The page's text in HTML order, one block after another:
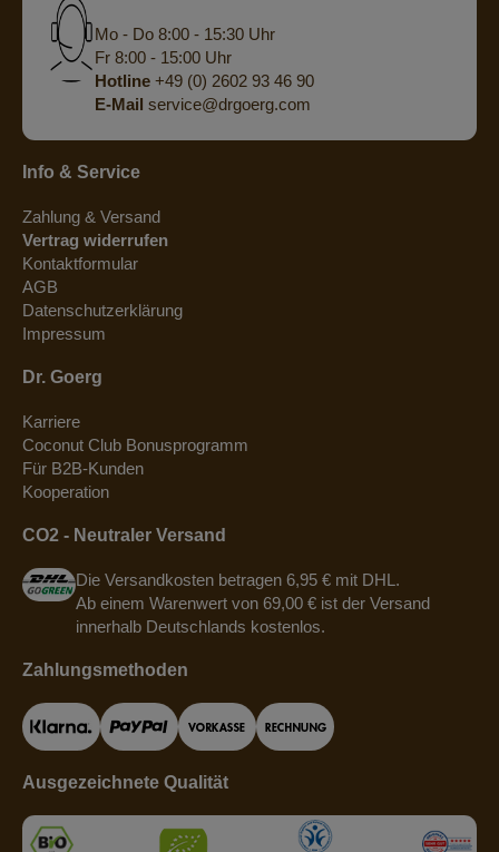
Mo - Do 8:00 - 15:30 Uhr
Fr 8:00 - 15:00 Uhr
Hotline +49 (0) 2602 93 46 90
E-Mail service@drgoerg.com
Info & Service
Zahlung & Versand
Vertrag widerrufen
Kontaktformular
AGB
Datenschutzerklärung
Impressum
Dr. Goerg
Karriere
Coconut Club Bonusprogramm
Für B2B-Kunden
Kooperation
CO2 - Neutraler Versand
Die Versandkosten betragen 6,95 € mit DHL.
Ab einem Warenwert von 69,00 € ist der Versand
innerhalb Deutschlands kostenlos.
Zahlungsmethoden
Ausgezeichnete Qualität